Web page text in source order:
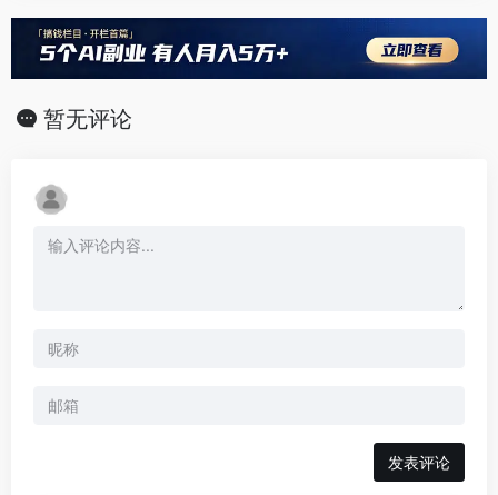
暂无评论
发表评论